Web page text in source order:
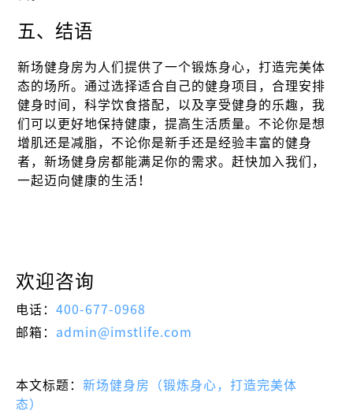
五、结语
新场健身房为人们提供了一个锻炼身心，打造完美体
态的场所。通过选择适合自己的健身项目，合理安排
健身时间，科学饮食搭配，以及享受健身的乐趣，我
们可以更好地保持健康，提高生活质量。不论你是想
增肌还是减脂，不论你是新手还是经验丰富的健身
者，新场健身房都能满足你的需求。赶快加入我们，
一起迈向健康的生活！
欢迎咨询
电话： 400-677-0968
邮箱： admin@imstlife.com
本文标题： 新场健身房（锻炼身心，打造完美体
态）